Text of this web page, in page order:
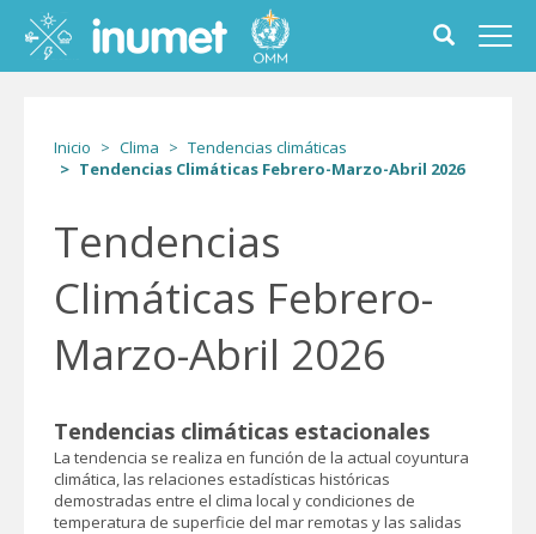
contenido
principal
Toggle
search
form
Inicio Clima
Tendencias climáticas
Tendencias Climáticas Febrero-Marzo-Abril 2026
Tendencias
Climáticas Febrero-
Marzo-Abril 2026
Tendencias climáticas estacionales
La tendencia se realiza en función de la actual coyuntura
climática, las relaciones estadísticas históricas
demostradas entre el clima local y condiciones de
temperatura de superficie del mar remotas y las salidas